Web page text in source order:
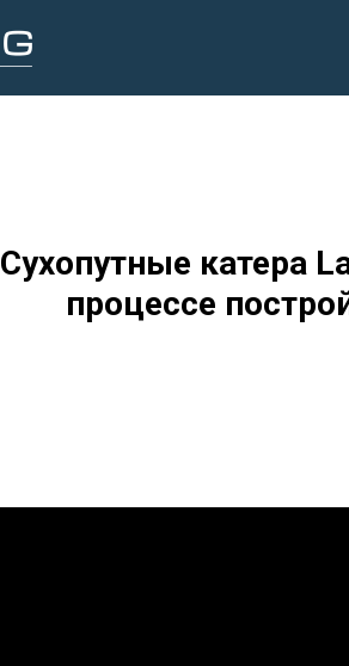
Сухопутные катера
процессе